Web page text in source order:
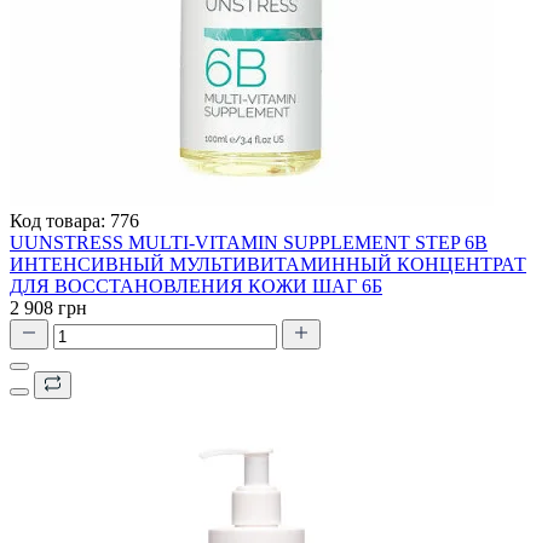
Код товара: 776
UUNSTRESS MULTI-VITAMIN SUPPLEMENT STEP 6B
ИНТЕНСИВНЫЙ МУЛЬТИВИТАМИННЫЙ КОНЦЕНТРАТ
ДЛЯ ВОССТАНОВЛЕНИЯ КОЖИ ШАГ 6Б
2 908 грн